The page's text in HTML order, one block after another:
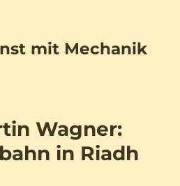
mit Mechanik
Wagner:
in Riadh